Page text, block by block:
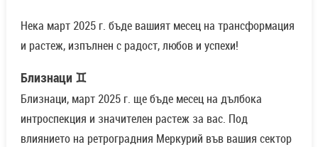
Нека март 2025 г. бъде вашият месец на трансформация
и растеж, изпълнен с радост, любов и успехи!
Близнаци ♊
Близнаци, март 2025 г. ще бъде месец на дълбока
интроспекция и значителен растеж за вас. Под
влиянието на ретроградния Меркурий във вашия сектор